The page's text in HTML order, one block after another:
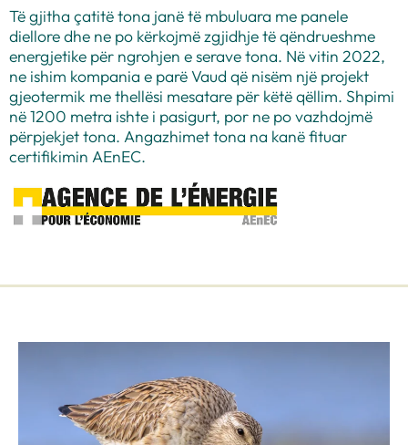
Të gjitha çatitë tona janë të mbuluara me panele
diellore dhe ne po kërkojmë zgjidhje të qëndrueshme
energjetike për ngrohjen e serave tona. Në vitin 2022,
ne ishim kompania e parë Vaud që nisëm një projekt
gjeotermik me thellësi mesatare për këtë qëllim. Shpimi
në 1200 metra ishte i pasigurt, por ne po vazhdojmë
përpjekjet tona. Angazhimet tona na kanë fituar
certifikimin AEnEC.